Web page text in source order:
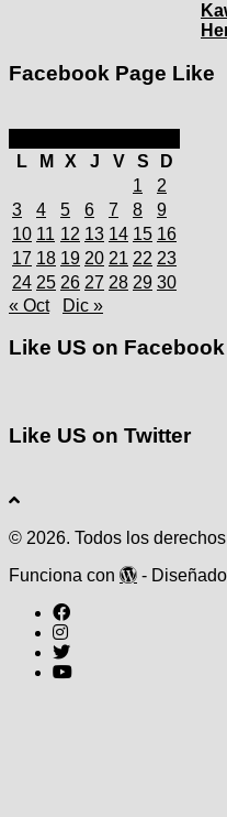
Facebook Page Like
L
M X J V S
D
1
2
3
4 5 6 7 8
9
10 11 12 13 14 15 16
17 18 19 20 21 22 23
24 25 26 27 28 29 30
« Oct
Dic »
Like US on Facebook
Like US on Twitter
© 2026. Todos los
Funciona con
-